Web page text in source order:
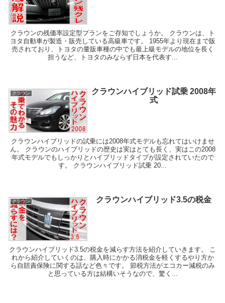
クラウンの残価率設定型プランをご存知でしょうか。 クラウンは、ト
ヨタ自動車が製造・販売している高級車です。 1955年より現在まで販
売されており、トヨタの量販車種の中でも最上級モデルの地位を長く
担うなど、トヨタのみならず日本を代表す...
クラウン
クラウンハイブリッド試乗 2008年
式
クラウンハイブリッドの試乗には2008年式モデルも忘れてはいけませ
ん。 クラウンのハイブリッドの歴史は実はとても長く、実はこの2008
年式モデルでもしっかりとハイブリッドタイプが設定されていたので
す。 クラウンハイブリッド試乗 20...
クラウン クラウンハイブリッド3.5の税金
クラウンハイブリッド3.5の税金を減らす方法を紹介していきます。 こ
れから紹介していくのは、購入時にかかる消税金を軽くするやり方か
ら自賠責保険に関する話など色々です。 節税方法がエコカー減税のみ
と思っている方は結構いそうなので、驚く...